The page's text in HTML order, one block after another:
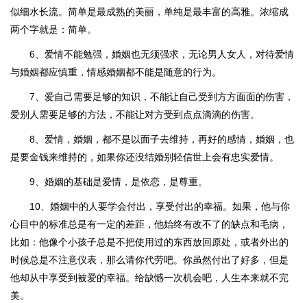
似细水长流。简单是最成熟的美丽，单纯是最丰富的高雅。浓缩成
两个字就是：简单。
6、爱情不能勉强，婚姻也无须强求，无论男人女人，对待爱情
与婚姻都应慎重，情感婚姻都不能是随意的行为。
7、爱自己需要足够的知识，不能让自己受到方方面面的伤害，
爱别人需要足够的方法，不能让对方受到点点滴滴的伤害。
8、爱情，婚姻，都不是以面子去维持，再好的感情，婚姻，也
是要金钱来维持的，如果你还没结婚别轻信世上会有忠实爱情。
9、婚姻的基础是爱情，是依恋，是尊重。
10、婚姻中的人要学会付出，享受付出的幸福。如果，他与你
心目中的标准总是有一定的差距，他始终有改不了的缺点和毛病，
比如：他像个小孩子总是不把使用过的东西放回原处，或者外出的
时候总是不注意仪表，那么请你代劳吧。你虽然付出了好多，但是
他却从中享受到被爱的幸福。给缺憾一次机会吧，人生本来就不完
美。